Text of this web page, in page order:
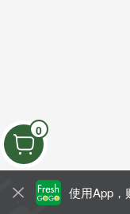
0
使用App，